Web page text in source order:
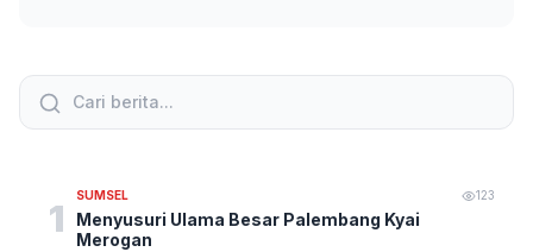
1
SUMSEL 123
Menyusuri Ulama Besar Palembang Kyai
Merogan